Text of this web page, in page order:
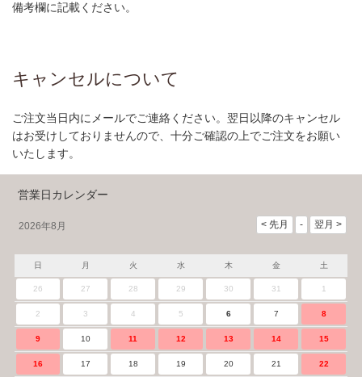
備考欄に記載ください。
キャンセルについて
ご注文当日内にメールでご連絡ください。翌日以降のキャンセル
はお受けしておりませんので、十分ご確認の上でご注文をお願い
いたします。
営業日カレンダー
2026年8月
日 月 火 水 木 金 土
26 27 28 29 30 31 1
2 3 4 5 6 7 8
9 10 11 12 13 14 15
16 17 18 19 20 21 22